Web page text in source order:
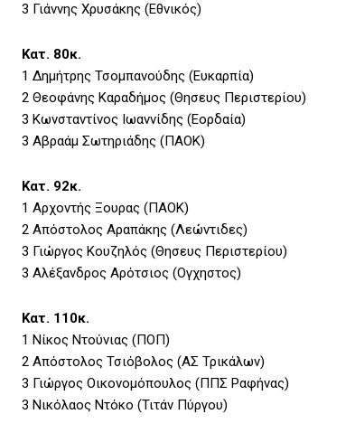
3 Γιάννης Χρυσάκης (Εθνικός)
Κατ. 80κ.
1 Δημήτρης Τσομπανούδης (Ευκαρπία)
2 Θεοφάνης Καραδήμος (Θησευς Περιστερίου)
3 Κωνσταντίνος Ιωαννίδης (Εορδαία)
3 Αβραάμ Σωτηριάδης (ΠΑΟΚ)
Κατ. 92κ.
1 Αρχοντής Ξουρας (ΠΑΟΚ)
2 Απόστολος Αραπάκης (Λεώντιδες)
3 Γιώργος Κουζηλός (Θησευς Περιστερίου)
3 Αλέξανδρος Αρότσιος (Ογχηστος)
Κατ. 110κ.
1 Νίκος Ντούνιας (ΠΟΠ)
2 Απόστολος Τσιόβολος (ΑΣ Τρικάλων)
3 Γιώργος Οικονομόπουλος (ΠΠΣ Ραφήνας)
3 Νικόλαος Ντόκο (Τιτάν Πύργου)